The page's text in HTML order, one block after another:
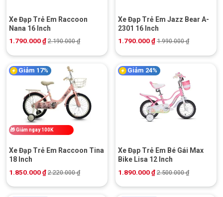
Xe Đạp Trẻ Em Raccoon
Nana 16 Inch
1.790.000₫ 2.190.000₫
Xe Đạp Trẻ Em Jazz Bear A-
2301 16 Inch
1.790.000₫ 1.990.000₫
Giảm 17%
🎁Giảm ngay 100K
Xe Đạp Trẻ Em Raccoon Tina
18 Inch
1.850.000₫ 2.220.000₫
Giảm 24%
Xe Đạp Trẻ Em Bé Gái Max
Bike Lisa 12 Inch
1.890.000₫ 2.500.000₫